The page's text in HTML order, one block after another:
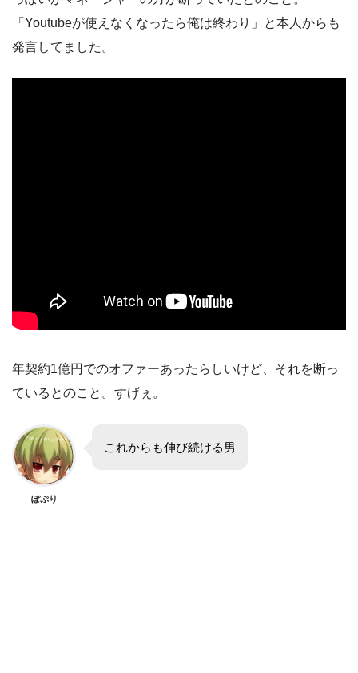
「Youtubeが使えなくなったら俺は終わり」と本人からも
発言してました。
年契約1億円でのオファーあったらしいけど、それを断っ
ているとのこと。すげぇ。
ぽぷり
これからも伸び続ける男